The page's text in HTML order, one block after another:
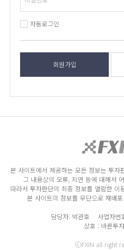
자동로그인
회원가입
본 사이트에서 제공하는 모든 정보는 투자
그 내용상의 오류, 지연 등에 대해서
따라서 투자판단의 최종 정보를 열람한 이
본 사이트의 정보를 무단으로 재배
담당자: 박관호 사업자번
상호 : 바른투
ⓒFXIN all right